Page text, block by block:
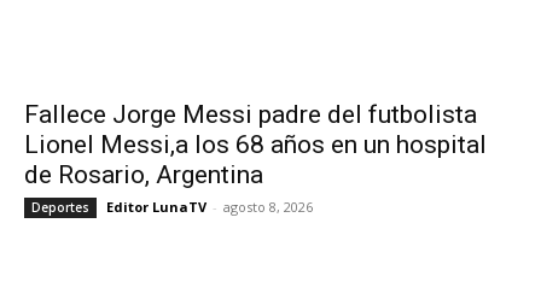
Fallece Jorge Messi padre del futbolista
Lionel Messi,a los 68 años en un hospital
de Rosario, Argentina
Deportes Editor LunaTV - agosto 8, 2026